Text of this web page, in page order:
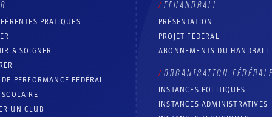
PRATIQUES
& SOIGNER
DE PERFORMANCE FÉDÉRAL
UN CLUB
FFHANDBALL
PRÉSENTATION
PROJET FÉDÉRAL
ABONNEMENTS DU HANDBALL
ORGANISATION
INSTANCES POLITIQUES
INSTANCES ADMINISTRATIVES